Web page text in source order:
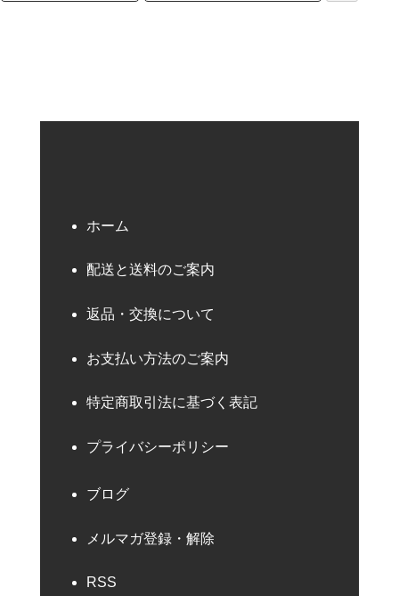
ホーム
配送と送料のご案内
返品・交換について
お支払い方法のご案内
特定商取引法に基づく表記
プライバシーポリシー
ブログ
メルマガ登録・解除
RSS